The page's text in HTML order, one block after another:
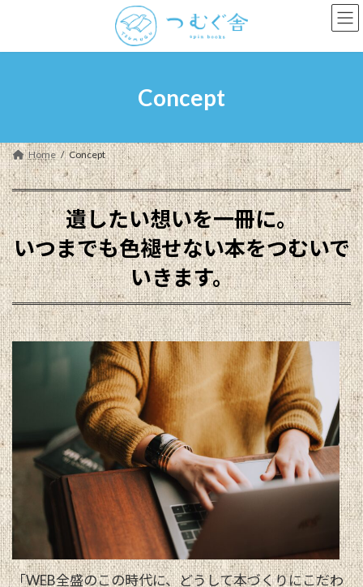
ン
プ
ー
動
Concept
Home Concept
遺したい想いを一冊に。
いつまでも色褪せない本をつむいで
いきます。
「WEB全盛のこの時代に、どうして本づくりにこだわ